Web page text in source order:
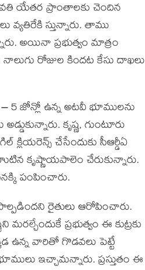
యేత‌ర ప్రాంతాల‌కు చెందిన
స్తున్నారు. తాము
అయినా ప్ర‌భుత్వం మాత్రం
రోజుల కింద‌ట కేసు దాఖ‌లు
5 జోన్లో ఉన్న అట‌వీ భూముల‌ను
కృష్ణ, గుంటూరు
చేసేందుకు సీఆర్డీఏ
కృష్ణాయపాలెం చేరుకున్నారు.
పంపించారు.
రైతులు ఆరోపించారు.
ప్రభుత్వం ఈ కుట్రకు
ఉన్న వారితో గొడవలు పెట్టే
ఇచ్చామ‌న్నారు. ప్ర‌స్తుతం ఈ